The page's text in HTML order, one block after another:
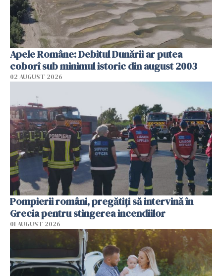
Apele Române: Debitul Dunării ar putea
coborî sub minimul istoric din august 2003
02 AUGUST 2026
Pompierii români, pregătiţi să intervină în
Grecia pentru stingerea incendiilor
01 AUGUST 2026